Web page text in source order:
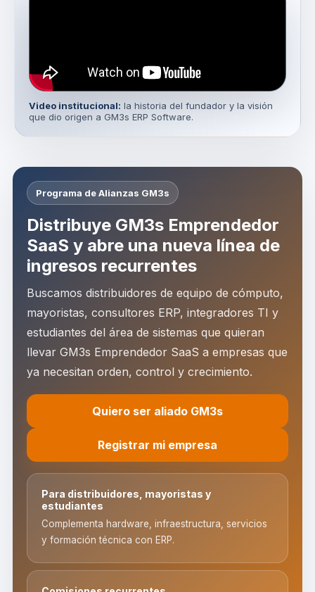
Video institucional: la historia del fundador y la visión
que dio origen a GM3s ERP Software.
Programa de Alianzas GM3s
Distribuye GM3s Emprendedor
SaaS y abre una nueva línea de
ingresos recurrentes
Buscamos distribuidores de equipo de cómputo,
mayoristas, consultores ERP, integradores TI y
estudiantes del área de sistemas que quieran
llevar GM3s Emprendedor SaaS a empresas que
ya necesitan orden, control y crecimiento.
Quiero ser aliado GM3s
Registrar mi empresa
Para distribuidores, mayoristas y
estudiantes
Complementa hardware, infraestructura, servicios
y formación técnica con ERP.